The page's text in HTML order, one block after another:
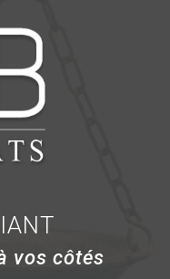
vos côtés